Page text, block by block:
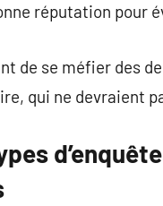
réputation pour
de se méfier des
qui ne devraient